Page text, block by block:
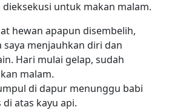
untuk makan malam.
hewan apapun disembelih,
menjauhkan diri dan
Hari mulai gelap, sudah
malam.
di dapur menunggu babi
atas kayu api.